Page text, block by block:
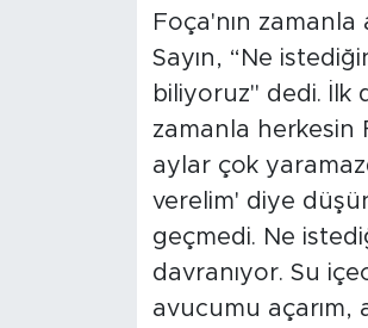
Foça'nın
Sayın, “Ne
biliyoruz" dedi. İlk
zamanla herkesin
aylar çok
verelim' diye
geçmedi. Ne
davranıyor. Su
avucumu açarım,